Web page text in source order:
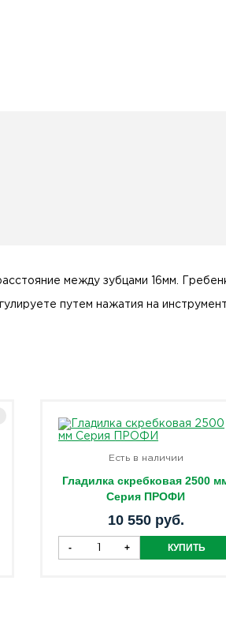
между зубцами 16мм.
путем нажатия на инструмент.
Есть в наличии
Гладилка скребковая 2500
Серия ПРОФИ
10 550 руб.